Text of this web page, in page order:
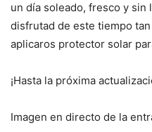
un día soleado, fresco y sin
disfrutad de este tiempo tan
aplicaros protector solar
¡Hasta la próxima
Imagen en directo de la